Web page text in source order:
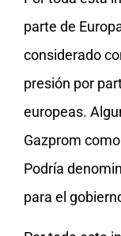
parte de
considerado
presión por
europeas.
Gazprom
Podría
para el